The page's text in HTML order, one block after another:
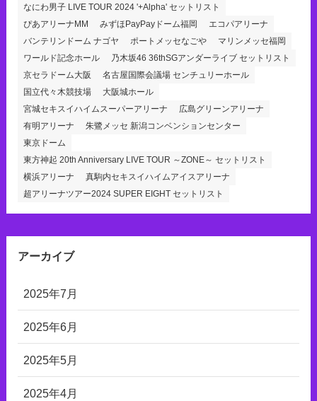
なにわ男子 LIVE TOUR 2024 '+Alpha' セットリスト
ぴあアリーナMM
みずほPayPayドーム福岡
エコパアリーナ
バンテリンドーム ナゴヤ
ポートメッセなごや
マリンメッセ福岡
ワールド記念ホール
乃木坂46 36thSGアンダーライブ セットリスト
京セラドーム大阪
名古屋国際会議場 センチュリーホール
国立代々木競技場
大阪城ホール
宮城セキスイハイムスーパーアリーナ
広島グリーンアリーナ
有明アリーナ
朱鷺メッセ 新潟コンベンションセンター
東京ドーム
東方神起 20th Anniversary LIVE TOUR ～ZONE～ セットリスト
横浜アリーナ
真駒内セキスイハイムアイスアリーナ
超アリーナツアー2024 SUPER EIGHT セットリスト
アーカイブ
2025年7月
2025年6月
2025年5月
2025年4月